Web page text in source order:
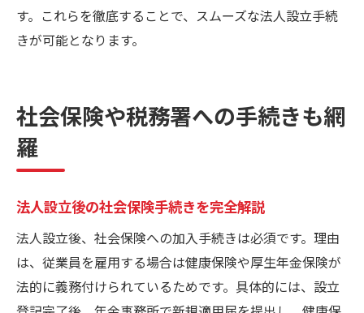
す。これらを徹底することで、スムーズな法人設立手続
きが可能となります。
社会保険や税務署への手続きも網
羅
法人設立後の社会保険手続きを完全解説
法人設立後、社会保険への加入手続きは必須です。理由
は、従業員を雇用する場合は健康保険や厚生年金保険が
法的に義務付けられているためです。具体的には、設立